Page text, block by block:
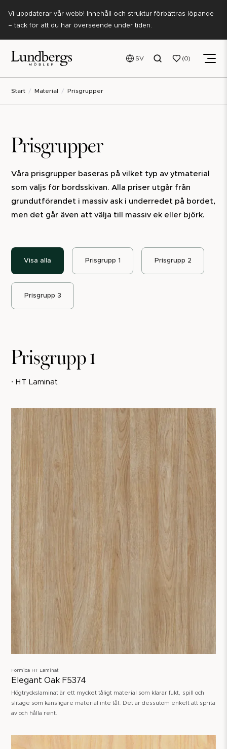
Vi uppdaterar vår webb! Innehåll och struktur förbättras löpande
– tack för att du har överseende under tiden.
SV 0
Start Material Prisgrupper
Prisgrupper
Våra prisgrupper baseras på vilket typ av ytmaterial
som väljs för bordsskivan. Alla priser utgår från
grundutförandet i massiv ask i underredet på bordet,
men det går även att välja till massiv ek eller björk.
Visa alla Prisgrupp 1 Prisgrupp 2
Prisgrupp 3
Prisgrupp 1
∙ HT Laminat
Formica HT Laminat
Elegant Oak F5374
Högtryckslaminat är ett mycket tåligt material som klarar fukt, spill och
slitage som känsligare material inte tål. Det är dessutom enkelt att sprita
av och hålla rent.